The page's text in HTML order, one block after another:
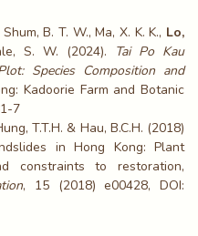
B. T. W., Ma, X. K. K., Lo,
S. W. (2024).
Tai Po Kau
Species Composition and
Kadoorie Farm and Botanic
7
T.T.H. & Hau, B.C.H. (2018)
in Hong Kong: Plant
constraints to restoration,
, 15 (2018) e00428, DOI: